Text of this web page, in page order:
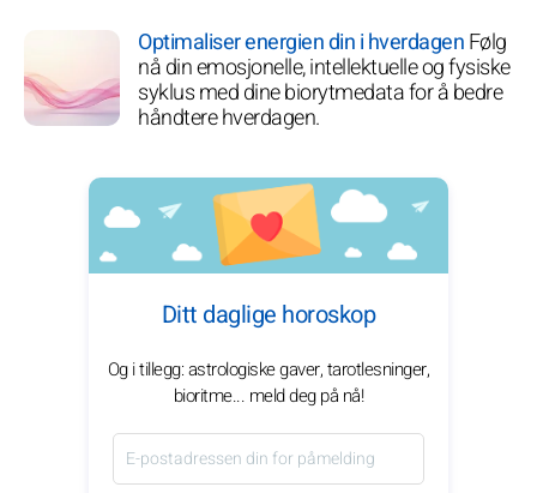
Optimaliser energien din i hverdagenFølg
nå din emosjonelle, intellektuelle og fysiske
syklus med dine biorytmedata for å bedre
håndtere hverdagen.
Ditt daglige horoskop
Og i tillegg: astrologiske gaver, tarotlesninger,
bioritme... meld deg på nå!